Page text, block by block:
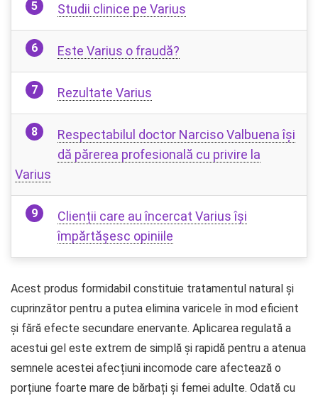
Studii clinice pe Varius
Este Varius o fraudă?
Rezultate Varius
Respectabilul doctor Narciso Valbuena își
dă părerea profesională cu privire la
Varius
Clienții care au încercat Varius își
împărtășesc opiniile
Acest produs formidabil constituie tratamentul natural și
cuprinzător pentru a putea elimina varicele în mod eficient
și fără efecte secundare enervante. Aplicarea regulată a
acestui gel este extrem de simplă și rapidă pentru a atenua
semnele acestei afecțiuni incomode care afectează o
porțiune foarte mare de bărbați și femei adulte. Odată cu